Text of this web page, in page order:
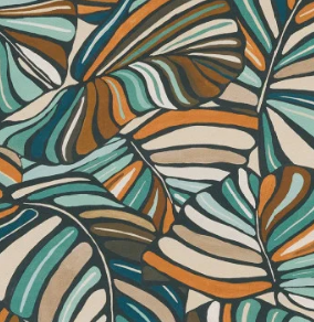
Polyester
Satin
Taffetas
Velours